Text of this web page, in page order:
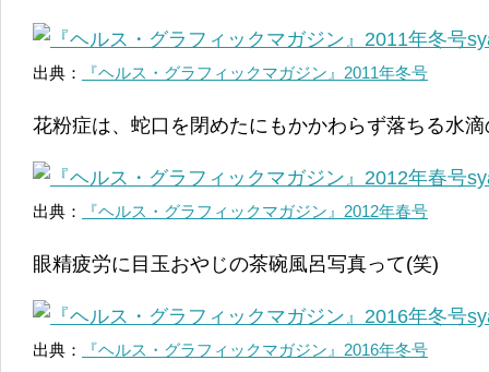
出典： 『ヘルス・グラフィックマガジン』2011年冬号
花粉症は、蛇口を閉めたにもかかわらず落ちる水
出典： 『ヘルス・グラフィックマガジン』2012年春号
眼精疲労に目玉おやじの茶碗風呂写真って(笑)
出典： 『ヘルス・グラフィックマガジン』2016年冬号